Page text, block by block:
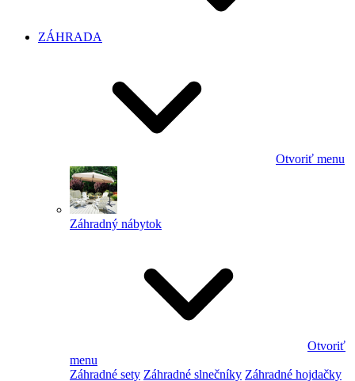
ZÁHRADA
Otvoriť menu
Záhradný nábytok
Otvoriť
menu
Záhradné sety Záhradné slnečníky Záhradné hojdačky